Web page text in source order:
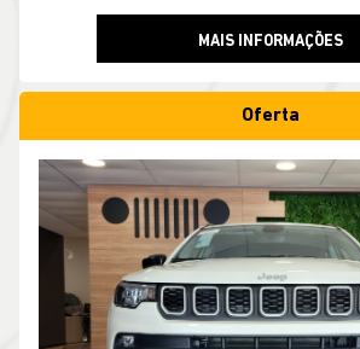
MAIS INFORMAÇÕES
Oferta